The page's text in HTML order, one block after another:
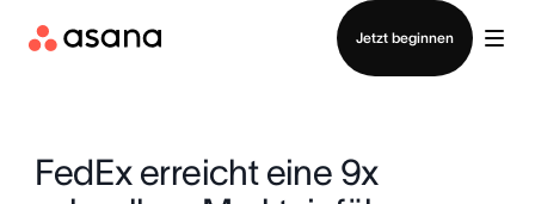
Jetzt beginnen
Vertrieb kontaktieren
FedEx erreicht eine 9x